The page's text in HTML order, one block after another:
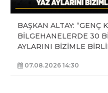
BAŞKAN ALTAY: “GENÇ
BİLGEHANELERDE 30
AYLARINI BİZİMLE
07.08.2026 14:30